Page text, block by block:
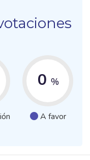
0 %
A favor